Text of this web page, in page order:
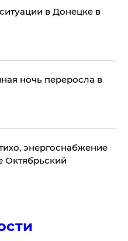
в Донецке в
ночь переросла в
энергоснабжение
Октябрьский